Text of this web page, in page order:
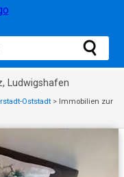
Ludwigshafen
Oststadt > Immobilien zur